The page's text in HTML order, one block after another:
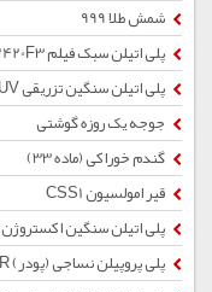
شمش طلا 999
پلی اتیلن سبک فیلم 2420F3
پلی اتیلن سنگین تزریقی 62N18UV
جوجه یک روزه گوشتی
گندم خوراکی (ماده 33)
قیر امولسیون CSS1
پلی اتیلن سنگین اکستروژن 48BF7
پلی پروپیلن نساجی (پودر) HP552R